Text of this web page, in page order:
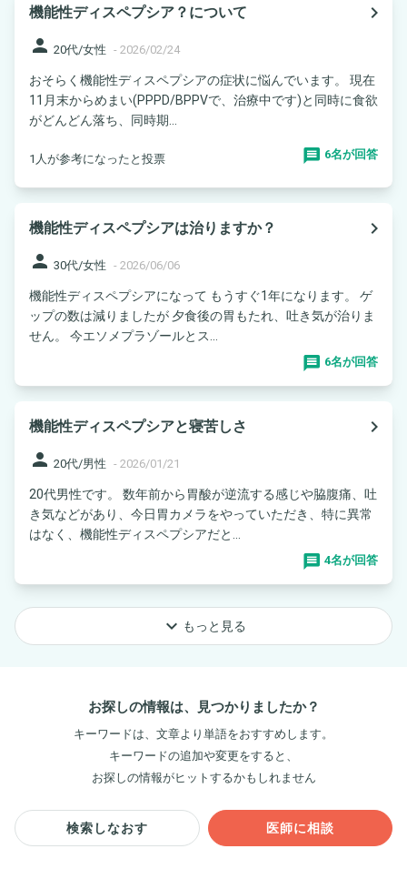
機能性ディスペプシア？について
navigate_next
person 20代/女性 - 2026/02/24
おそらく機能性ディスペプシアの症状に悩んでいます。 現在
11月末からめまい(PPPD/BPPVで、治療中です)と同時に食欲
がどんどん落ち、同時期...
1人が参考になったと投票 6名が回答
機能性ディスペプシアは治りますか？
navigate_next
person 30代/女性 - 2026/06/06
機能性ディスペプシアになって もうすぐ1年になります。 ゲ
ップの数は減りましたが 夕食後の胃もたれ、吐き気が治りま
せん。 今エソメプラゾールとス...
6名が回答
機能性ディスペプシアと寝苦しさ
navigate_next
person 20代/男性 - 2026/01/21
20代男性です。 数年前から胃酸が逆流する感じや脇腹痛、吐
き気などがあり、今日胃カメラをやっていただき、特に異常
はなく、機能性ディスペプシアだと...
4名が回答
keyboard_arrow_down もっと見る
お探しの情報は、見つかりましたか？
キーワードは、文章より単語をおすすめします。
キーワードの追加や変更をすると、
お探しの情報がヒットするかもしれません
検索しなおす 医師に相談